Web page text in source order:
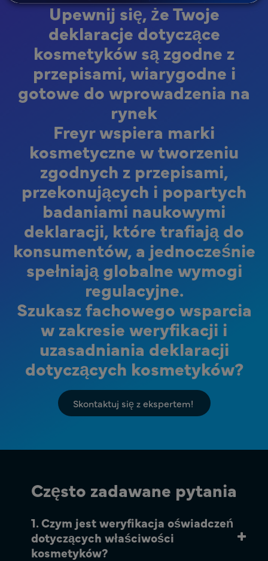
Upewnij się, że Twoje
deklaracje dotyczące
kosmetyków są zgodne z
przepisami, wiarygodne i
gotowe do wprowadzenia na
rynek
Freyr wspiera marki
kosmetyczne w tworzeniu
zgodnych z przepisami,
przekonujących i popartych
badaniami naukowymi
deklaracji, które trafiają do
konsumentów, a jednocześnie
spełniają globalne wymogi
regulacyjne.
Szukasz fachowego wsparcia
w zakresie weryfikacji i
uzasadniania deklaracji
dotyczących kosmetyków?
Skontaktuj się z ekspertem!
Często zadawane pytania
1. Czym jest weryfikacja oświadczeń
dotyczących właściwości
kosmetyków?